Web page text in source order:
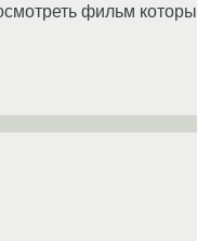
фильм